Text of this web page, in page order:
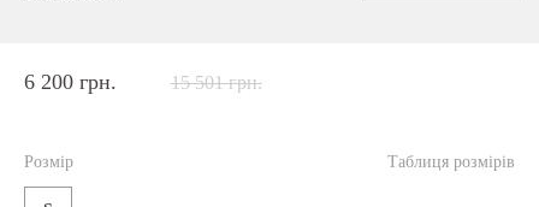
6 200 грн. 15 501 грн.
Таблиця розмірів
Розмір